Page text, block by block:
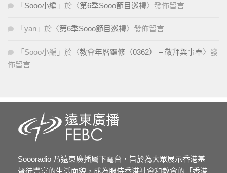
「 Sooo小編 」於〈第6季Sooo節目巡禮〉發佈留言
「 yan 」於〈第6季Sooo節目巡禮〉發佈留言
「 Sooo小編 」於〈教會年曆靈修（0362） – 敬拜與事奉〉發
佈留言
Soooradio 乃遠東廣播屬下電台，旨於為大眾展示香港基
督徒豐富的生活面貌，成為服侍香港社會和教會的「香港